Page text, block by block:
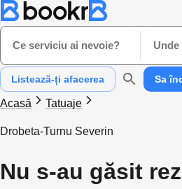
Ce serviciu ai nevoie? Unde
Listează-ți afacerea Sa
Acasă Tatuaje
Drobeta-Turnu Severin
Nu s-au găsit